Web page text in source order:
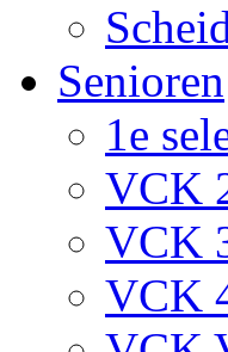
Senioren
1e
VCK
VCK
VCK